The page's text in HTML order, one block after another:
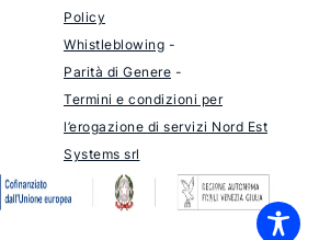
Policy
Whistleblowing -
Parità di Genere -
Termini e condizioni per
l’erogazione di servizi Nord Est
Systems srl